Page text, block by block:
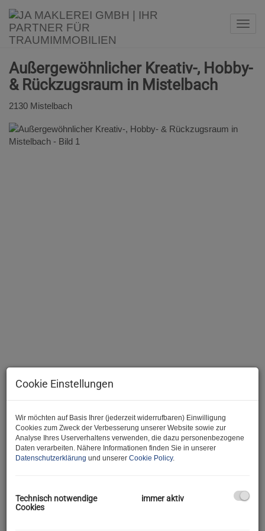
Außergewöhnlicher Kreativ-, Hobby-
& Rückzugsraum in Mistelbach
2130 Mistelbach
Beschreibung
Hallo und herzlich Willkommen bei der JA Maklerei :)
Cookie Einstellungen
Wir möchten auf Basis Ihrer (jederzeit widerrufbaren) Einwilligung
Cookies zum Zweck der Verbesserung unserer Website sowie zur
Analyse Ihres Userverhaltens verwenden, die dazu personenbezogene
Daten verarbeiten. Nähere Informationen finden Sie in unserer
Datenschutzerklärung und unserer Cookie Policy.
Technisch notwendige
Cookies
immer aktiv